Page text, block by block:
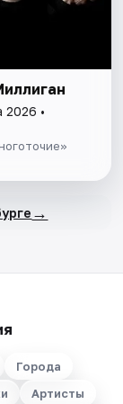
2026 •
→
Города
Артисты